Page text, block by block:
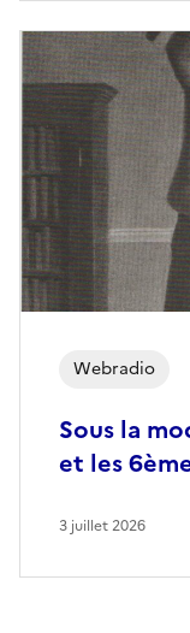
Sous la
et les
Webradio
3 juillet 2026